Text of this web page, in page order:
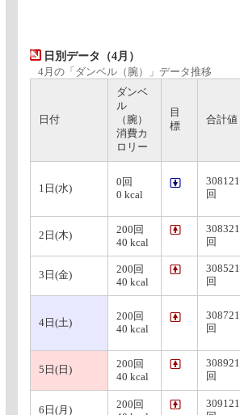
日別データ（4月）
4月の「ダンベル（腕）」データ推移
日付
ダンベ
ル
（腕）
消費カ
ロリー
目
標
合計値
1日(水)
0回
0 kcal
308121
回
2日(木)
200回
40 kcal
308321
回
3日(金)
200回
40 kcal
308521
回
4日(土)
200回
40 kcal
308721
回
5日(日)
200回
40 kcal
308921
回
6日(月)
200回
309121